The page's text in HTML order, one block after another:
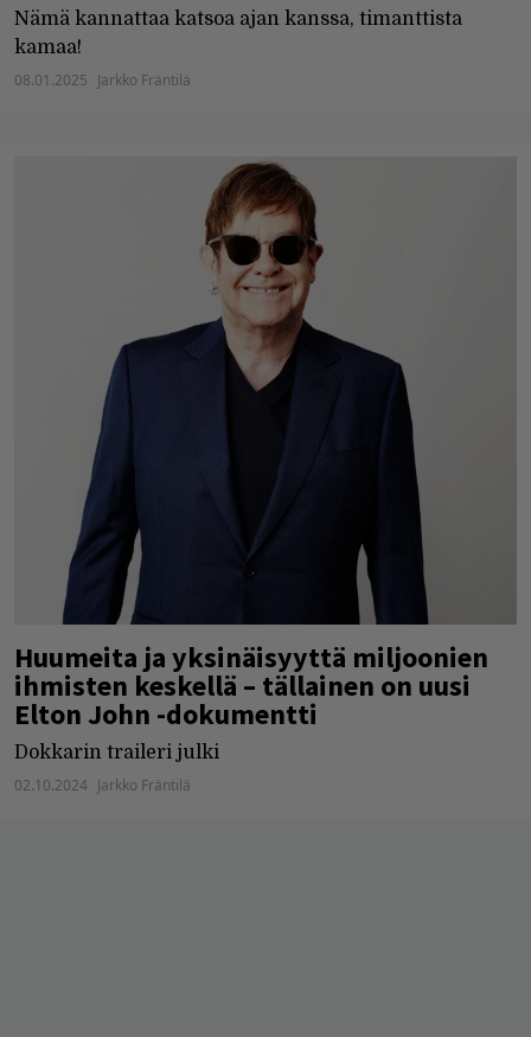
Nämä kannattaa katsoa ajan kanssa, timanttista
kamaa!
08.01.2025 Jarkko Fräntilä
Huumeita ja yksinäisyyttä miljoonien
ihmisten keskellä – tällainen on uusi
Elton John -dokumentti
Dokkarin traileri julki
02.10.2024 Jarkko Fräntilä